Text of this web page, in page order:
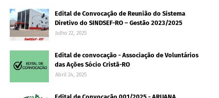
Edital de Convocação de Reunião do Sistema
Diretivo do SINDSEF-RO – Gestão 2023/2025
Julho 22, 2025
Edital de convocação - Associação de Voluntários
das Ações Sócio Cristã-RO
Abril 24, 2025